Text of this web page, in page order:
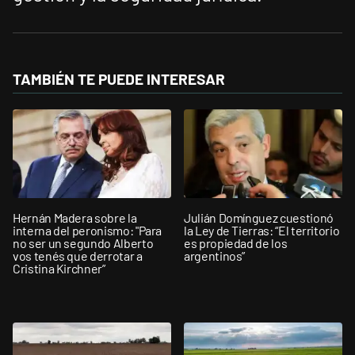
TAMBIÉN TE PUEDE INTERESAR
Hernán Madera sobre la
interna del peronismo: "Para
no ser un segundo Alberto
vos tenés que derrotar a
Cristina Kirchner”
Julián Domínguez cuestionó
la Ley de Tierras: “El territorio
es propiedad de los
argentinos”